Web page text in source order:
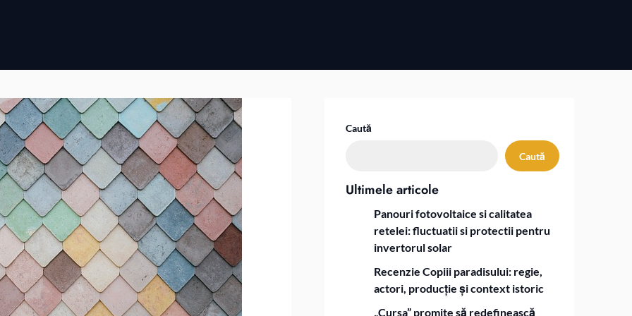
Caută
Caută
Ultimele articole
Panouri fotovoltaice si calitatea
retelei: fluctuatii si protectii pentru
invertorul solar
Recenzie Copiii paradisului: regie,
actori, producție și context istoric
„Cursa” promite să redefinească